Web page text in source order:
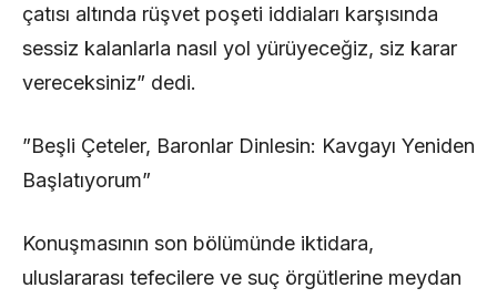
çatısı altında rüşvet poşeti iddiaları karşısında
sessiz kalanlarla nasıl yol yürüyeceğiz, siz karar
vereceksiniz” dedi.
​”Beşli Çeteler, Baronlar Dinlesin: Kavgayı Yeniden
Başlatıyorum”
​Konuşmasının son bölümünde iktidara,
uluslararası tefecilere ve suç örgütlerine meydan